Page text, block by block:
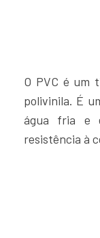
O PVC é um
polivinila. É
água fria e
resistência à